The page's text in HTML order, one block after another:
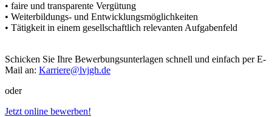
• faire und transparente Vergütung
• Weiterbildungs- und Entwicklungsmöglichkeiten
• Tätigkeit in einem gesellschaftlich relevanten Aufgabenfeld
Schicken Sie Ihre Bewerbungsunterlagen schnell und einfach per E-
Mail an: Karriere@lvjgh.de
oder
Jetzt online bewerben!